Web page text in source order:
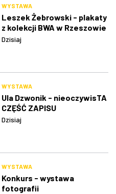
WYSTAWA
Leszek Żebrowski - plakaty
z kolekcji BWA w Rzeszowie
Dzisiaj
WYSTAWA
Ula Dzwonik - nieoczywisTA
CZĘŚĆ ZAPISU
Dzisiaj
WYSTAWA
Konkurs - wystawa
fotografii